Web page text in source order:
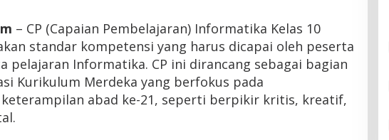
– CP (Capaian Pembelajaran) Informatika Kelas 10
standar kompetensi yang harus dicapai oleh peserta
pelajaran Informatika. CP ini dirancang sebagai bagian
Kurikulum Merdeka yang berfokus pada
abad ke-21, seperti berpikir kritis, kreatif,